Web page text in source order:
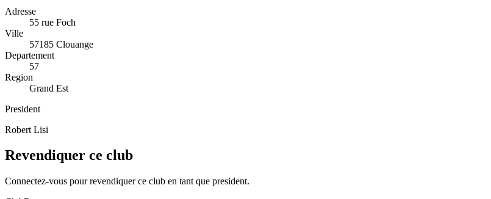
Adresse
55 rue Foch
Ville
57185 Clouange
Departement
57
Region
Grand Est
President
Robert Lisi
Revendiquer ce club
Connectez-vous pour revendiquer ce club en tant que president.